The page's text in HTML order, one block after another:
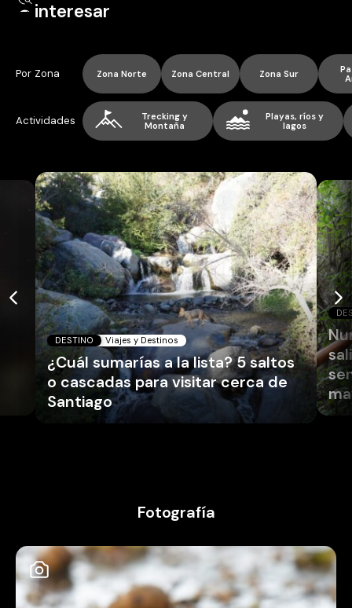
interesar
Por Zona Zona Norte Zona Central Zona Sur
Actividades
Trecking y
Montaña
Playas, ríos y
lagos
DESTINO Viajes y Destinos
¿Cuál sumarías a la lista? 5 saltos
o cascadas para visitar cerca de
Santiago
Fotografía